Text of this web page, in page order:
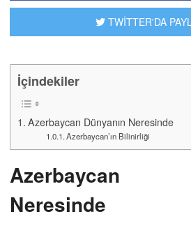
TWİTTER'DA
İçindekiler
Azerbaycan Dünyanın Neresinde
Azerbaycan’ın Bilinirliği
Azerbaycan
Neresinde